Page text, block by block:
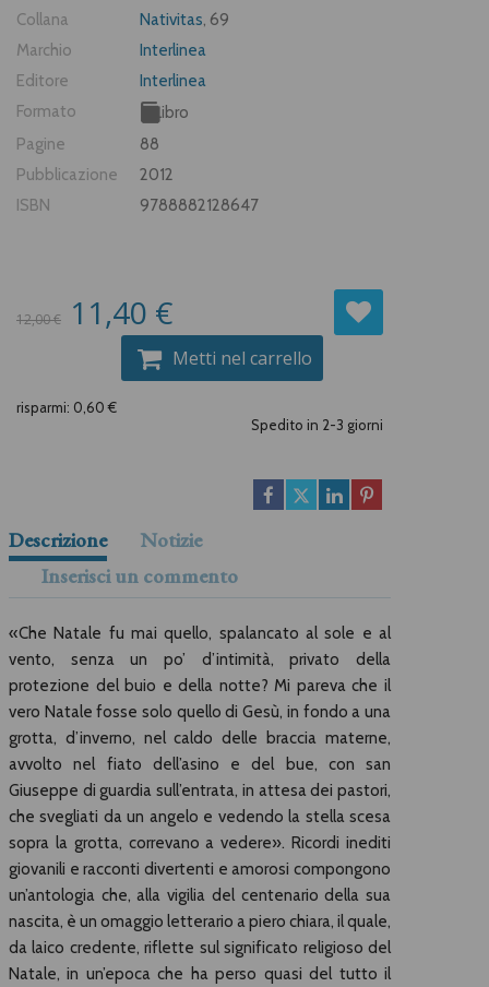
Collana
Nativitas, 69
Marchio
Interlinea
Editore
Interlinea
Formato
Libro
Pagine
88
Pubblicazione
2012
ISBN
9788882128647
12,00 € 11,40 €
Metti nel carrello
risparmi: 0,60 €
Spedito in 2-3 giorni
Descrizione
Notizie
Inserisci un commento
«Che Natale fu mai quello, spalancato al sole e al
vento, senza un po’ d’intimità, privato della
protezione del buio e della notte? Mi pareva che il
vero Natale fosse solo quello di Gesù, in fondo a una
grotta, d’inverno, nel caldo delle braccia materne,
avvolto nel fiato dell’asino e del bue, con san
Giuseppe di guardia sull’entrata, in attesa dei pastori,
che svegliati da un angelo e vedendo la stella scesa
sopra la grotta, correvano a vedere». Ricordi inediti
giovanili e racconti divertenti e amorosi compongono
un’antologia che, alla vigilia del centenario della sua
nascita, è un omaggio letterario a piero chiara, il quale,
da laico credente, riflette sul significato religioso del
Natale, in un’epoca che ha perso quasi del tutto il